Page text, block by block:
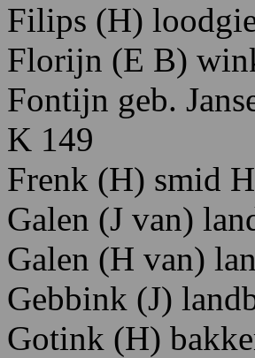
Filips (H)
Florijn (E B)
Fontijn geb.
K 149
Frenk (H) smid
Galen (J van)
Galen (H van)
Gebbink (J)
Gotink (H)